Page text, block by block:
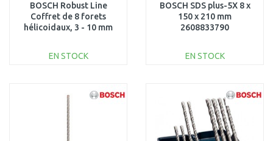
BOSCH Robust Line
Coffret de 8 forets
hélicoidaux, 3 - 10 mm
EN STOCK
Au comparatif
BOSCH SDS plus-5X 8 x
150 x 210 mm
2608833790
EN STOCK
Au comparatif